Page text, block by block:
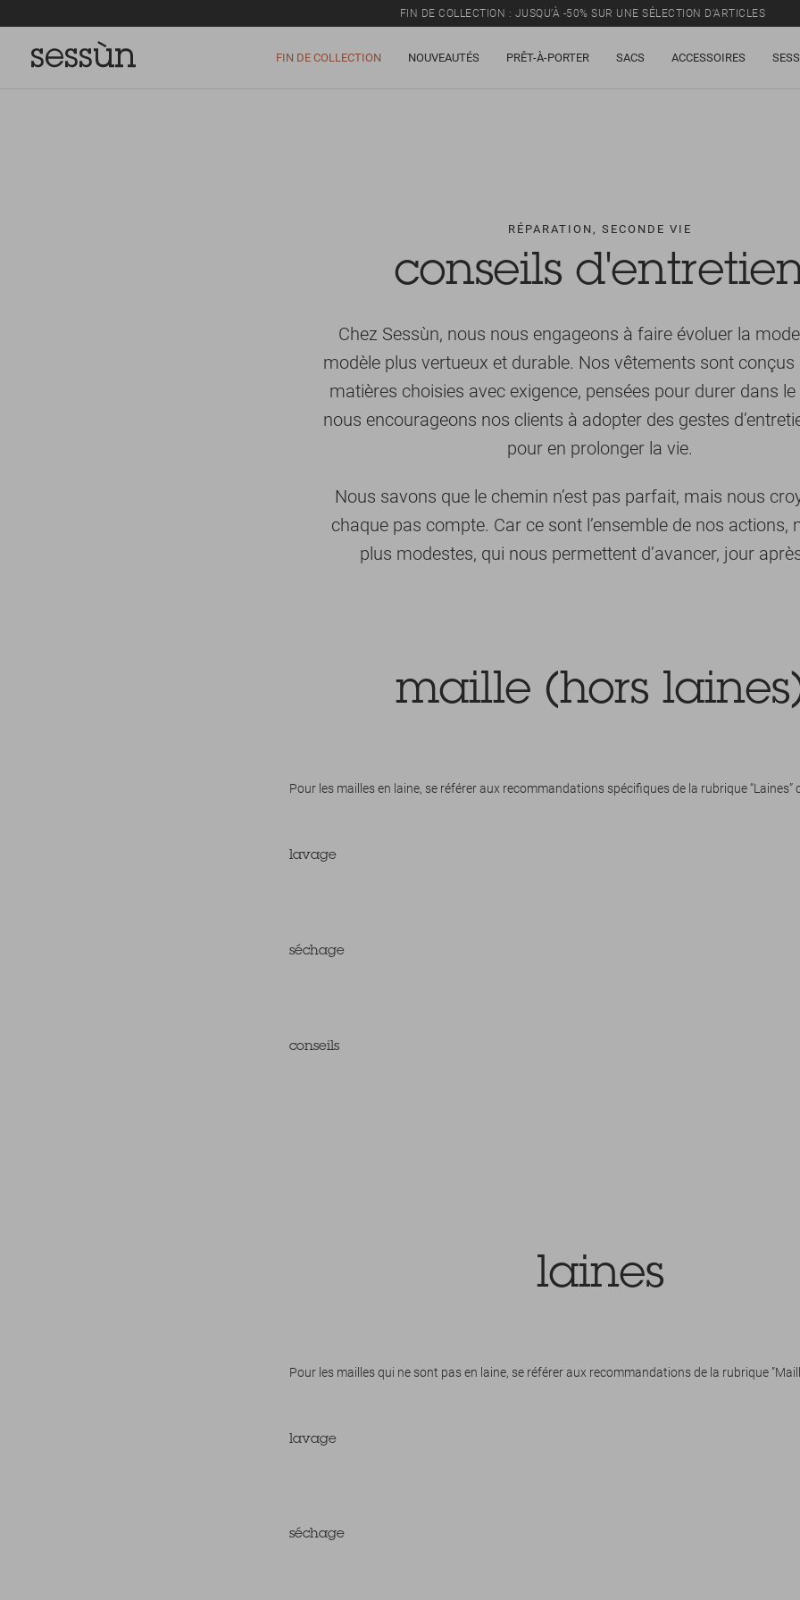
FIN DE COLLECTION : JUSQU’À -50% SUR UNE SÉLECTION D’ARTICLES
FIN DE COLLECTION NOUVEAUTÉS PRÊT-À-PORTER SACS ACCESSOIRES
RÉPARATION, SECONDE VIE
conseils
Chez Sessùn, nous nous engageons à faire évoluer la
modèle plus vertueux et durable. Nos vêtements sont conçus
matières choisies avec exigence, pensées pour durer dans
nous encourageons nos clients à adopter des gestes
pour en prolonger la vie.
Nous savons que le chemin n’est pas parfait, mais nous
chaque pas compte. Car ce sont l’ensemble de nos actions,
plus modestes, qui nous permettent d’avancer, jour
maille (hors
Pour les mailles en laine, se référer aux recommandations spécifiques de la rubrique “Laines”
lavage
séchage
conseils
laines
Pour les mailles qui ne sont pas en laine, se référer aux recommandations de la rubrique
lavage
séchage